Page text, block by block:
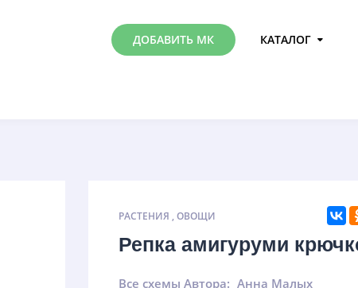
ДОБАВИТЬ МК КАТАЛОГ
РАСТЕНИЯ ,ОВОЩИ
Репка амигуруми
Все схемы Автора: Анна Малых